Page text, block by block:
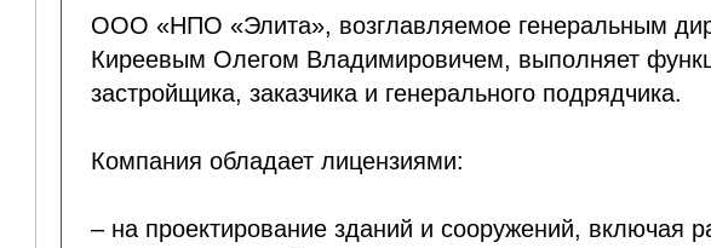
ООО «НПО «Элита», возглавляемое генеральным
Киреевым Олегом Владимировичем, выполняет
застройщика, заказчика и генерального подрядчика.
Компания обладает лицензиями:
– на проектирование зданий и сооружений, включая